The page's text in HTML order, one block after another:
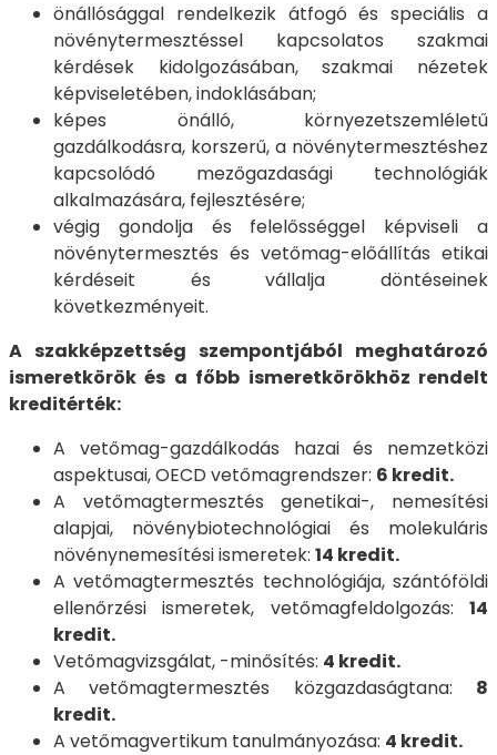
önállósággal rendelkezik átfogó és speciális a
növénytermesztéssel kapcsolatos szakmai
kérdések kidolgozásában, szakmai nézetek
képviseletében, indoklásában;
képes önálló, környezetszemléletű
gazdálkodásra, korszerű, a növénytermesztéshez
kapcsolódó mezőgazdasági technológiák
alkalmazására, fejlesztésére;
végig gondolja és felelősséggel képviseli a
növénytermesztés és vetőmag-előállítás etikai
kérdéseit és vállalja döntéseinek
következményeit.
A szakképzettség szempontjából meghatározó
ismeretkörök és a főbb ismeretkörökhöz rendelt
kreditérték:
A vetőmag-gazdálkodás hazai és nemzetközi
aspektusai, OECD vetőmagrendszer: 6 kredit.
A vetőmagtermesztés genetikai-, nemesítési
alapjai, növénybiotechnológiai és molekuláris
növénynemesítési ismeretek: 14 kredit.
A vetőmagtermesztés technológiája, szántóföldi
ellenőrzési ismeretek, vetőmagfeldolgozás: 14
kredit.
Vetőmagvizsgálat, -minősítés: 4 kredit.
A vetőmagtermesztés közgazdaságtana: 8
kredit.
A vetőmagvertikum tanulmányozása: 4 kredit.